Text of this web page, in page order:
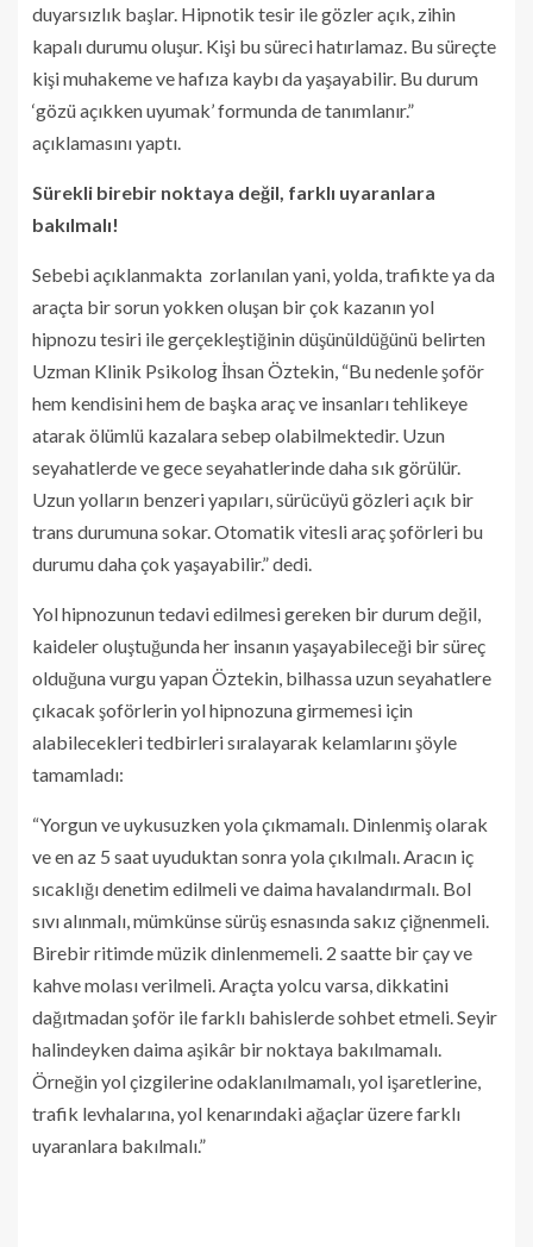
duyarsızlık başlar. Hipnotik tesir ile gözler açık, zihin
kapalı durumu oluşur. Kişi bu süreci hatırlamaz. Bu süreçte
kişi muhakeme ve hafıza kaybı da yaşayabilir. Bu durum
‘gözü açıkken uyumak’ formunda de tanımlanır.”
açıklamasını yaptı.
Sürekli birebir noktaya değil, farklı uyaranlara
bakılmalı!
Sebebi açıklanmakta zorlanılan yani, yolda, trafikte ya da
araçta bir sorun yokken oluşan bir çok kazanın yol
hipnozu tesiri ile gerçekleştiğinin düşünüldüğünü belirten
Uzman Klinik Psikolog İhsan Öztekin, “Bu nedenle şoför
hem kendisini hem de başka araç ve insanları tehlikeye
atarak ölümlü kazalara sebep olabilmektedir. Uzun
seyahatlerde ve gece seyahatlerinde daha sık görülür.
Uzun yolların benzeri yapıları, sürücüyü gözleri açık bir
trans durumuna sokar. Otomatik vitesli araç şoförleri bu
durumu daha çok yaşayabilir.” dedi.
Yol hipnozunun tedavi edilmesi gereken bir durum değil,
kaideler oluştuğunda her insanın yaşayabileceği bir süreç
olduğuna vurgu yapan Öztekin, bilhassa uzun seyahatlere
çıkacak şoförlerin yol hipnozuna girmemesi için
alabilecekleri tedbirleri sıralayarak kelamlarını şöyle
tamamladı:
“Yorgun ve uykusuzken yola çıkmamalı. Dinlenmiş olarak
ve en az 5 saat uyuduktan sonra yola çıkılmalı. Aracın iç
sıcaklığı denetim edilmeli ve daima havalandırmalı. Bol
sıvı alınmalı, mümkünse sürüş esnasında sakız çiğnenmeli.
Birebir ritimde müzik dinlenmemeli. 2 saatte bir çay ve
kahve molası verilmeli. Araçta yolcu varsa, dikkatini
dağıtmadan şoför ile farklı bahislerde sohbet etmeli. Seyir
halindeyken daima aşikâr bir noktaya bakılmamalı.
Örneğin yol çizgilerine odaklanılmamalı, yol işaretlerine,
trafik levhalarına, yol kenarındaki ağaçlar üzere farklı
uyaranlara bakılmalı.”